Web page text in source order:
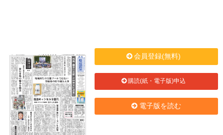
会員登録(無料)
購読(紙・電子版)申込
電子版を読む